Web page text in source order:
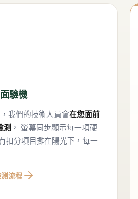
驗機
，我們的技術人員會在您面前
測 ， 螢幕同步顯示每一項硬
扣分項目攤在陽光下，每一
流程